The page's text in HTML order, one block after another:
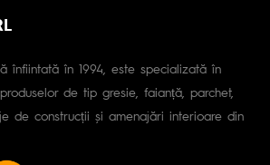
înfiintată în 1994, este specializată în
de tip gresie, faianță, parchet,
de construcții și amenajări interioare din